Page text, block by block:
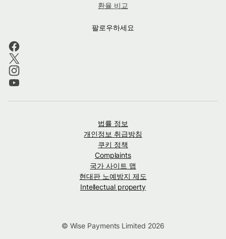
환율 비교
팔로우하세요
법률 정보
개인정보 취급방침
쿠키 정책
Complaints
국가 사이트 맵
현대판 노예방지 제도
Intellectual property
© Wise Payments Limited 2026